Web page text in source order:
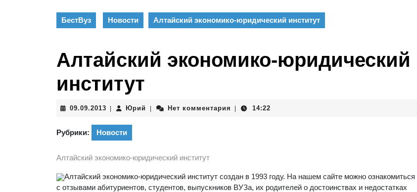
БестВуз Новости Алтайский экономико-юридический институт
Алтайский экономико-юридический
институт
09.09.2013 09.09.2013
Юрий Юрий Нет комментария 14:22
Рубрики: Новости
Алтайский экономико-юридический институт
Алтайский экономико-юридический институт создан в 1993 году. На нашем сайте можно ознакомиться
с отзывами абитуриентов, студентов, выпускников ВУЗа, их родителей о достоинствах и недостатках